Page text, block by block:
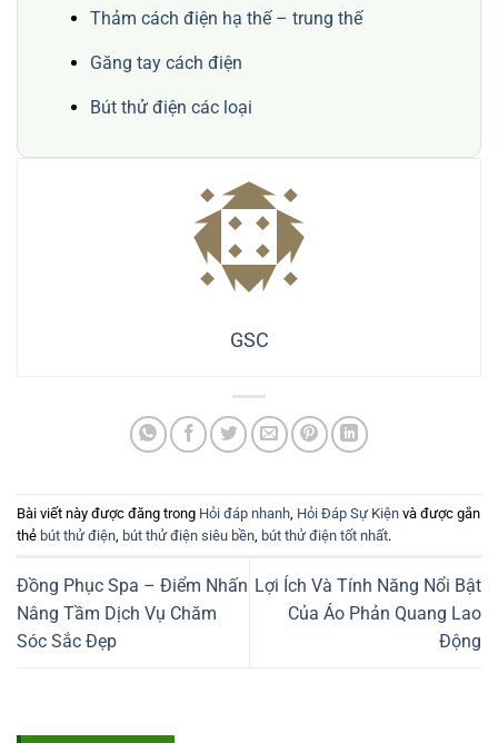
Thảm cách điện hạ thế – trung thế
Găng tay cách điện
Bút thử điện các loại
GSC
Bài viết này được đăng trong Hỏi đáp nhanh Hỏi Đáp Sự Kiện và được gắn
thẻ bút thử điện bút thử điện siêu bền bút thử điện tốt nhất.
Đồng Phục Spa – Điểm Nhấn
Nâng Tầm Dịch Vụ Chăm
Sóc Sắc Đẹp
Lợi Ích Và Tính Năng Nổi Bật
Của Áo Phản Quang Lao
Động